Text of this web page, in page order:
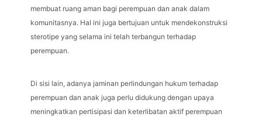
membuat ruang aman bagi perempuan dan anak dalam
komunitasnya. Hal ini juga bertujuan untuk mendekonstruksi
sterotipe yang selama ini telah terbangun terhadap
perempuan.
Di sisi lain, adanya jaminan perlindungan hukum terhadap
perempuan dan anak juga perlu didukung dengan upaya
meningkatkan pertisipasi dan keterlibatan aktif perempuan